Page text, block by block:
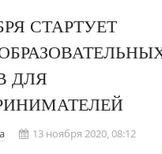
СТАРТУЕТ
ДЛЯ
13 ноября 2020, 08:12